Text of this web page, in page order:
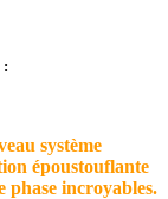
:
système
époustouflante
phase incroyables.